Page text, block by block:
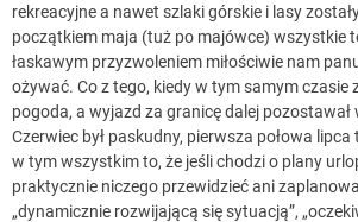
rekreacyjne a nawet szlaki górskie i lasy
początkiem maja (tuż po majówce) wszystkie
łaskawym przyzwoleniem miłościwie nam
ożywać. Co z tego, kiedy w tym samym czasie
pogoda, a wyjazd za granicę dalej pozostawał
Czerwiec był paskudny, pierwsza połowa lipca
w tym wszystkim to, że jeśli chodzi o plany
praktycznie niczego przewidzieć ani
„dynamicznie rozwijającą się sytuacją”,